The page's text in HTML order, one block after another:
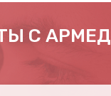
С АРМЕД